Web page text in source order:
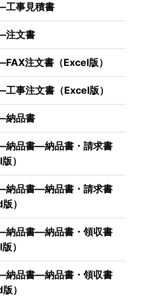
工事見積書
注文書
注文書（Excel版）
事注文書（Excel版）
納品書
納品書―納品書・請求書
）
納品書―納品書・請求書
）
納品書―納品書・領収書
）
納品書―納品書・領収書
）